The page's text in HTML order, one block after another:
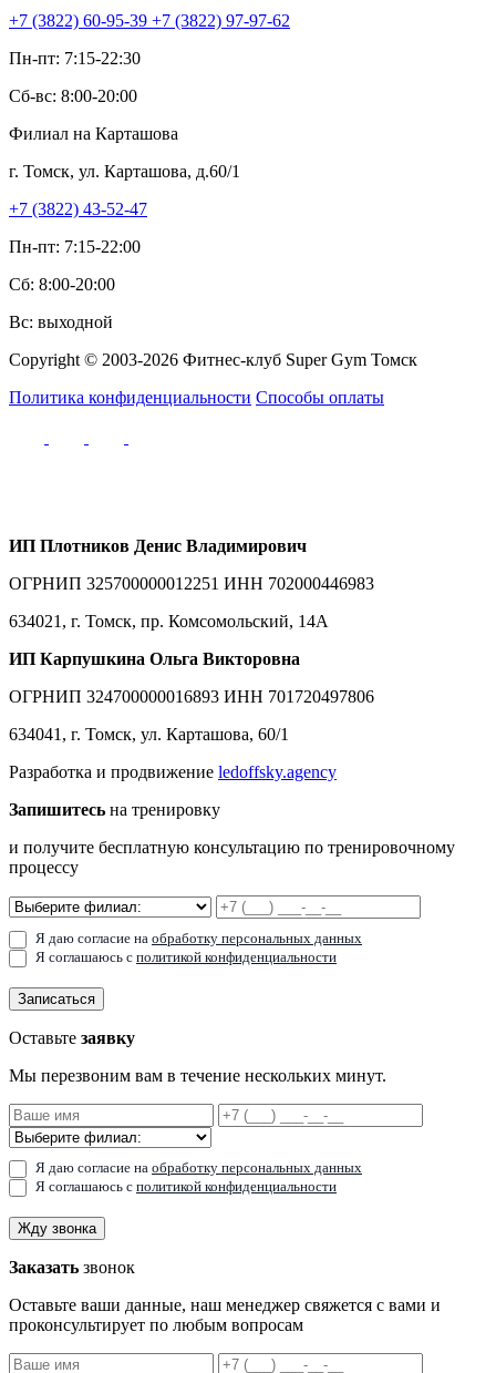
+7 (3822) 60-95-39 +7 (3822) 97-97-62
Пн-пт: 7:15-22:30
Сб-вс: 8:00-20:00
Филиал на Карташова
г. Томск, ул. Карташова, д.60/1
+7 (3822) 43-52-47
Пн-пт: 7:15-22:00
Сб: 8:00-20:00
Вс: выходной
Copyright © 2003-2026 Фитнес-клуб Super Gym Томск
Политика конфиденциальности Способы оплаты
ИП Плотников Денис Владимирович
ОГРНИП 325700000012251 ИНН 702000446983
634021, г. Томск, пр. Комсомольский, 14А
ИП Карпушкина Ольга Викторовна
ОГРНИП 324700000016893 ИНН 701720497806
634041, г. Томск, ул. Карташова, 60/1
Разработка и продвижение ledoffsky.agency
Запишитесь на тренировку
и получите бесплатную консультацию по тренировочному
процессу
Я даю согласие на обработку персональных данных
Я соглашаюсь с политикой конфиденциальности
Записаться
Оставьте заявку
Мы перезвоним вам в течение нескольких минут.
Я даю согласие на обработку персональных данных
Я соглашаюсь с политикой конфиденциальности
Жду звонка
Заказать звонок
Оставьте ваши данные, наш менеджер свяжется с вами и
проконсультирует по любым вопросам